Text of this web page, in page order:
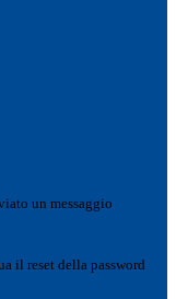
un messaggio
il reset della password